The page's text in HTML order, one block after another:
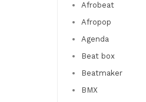
Afrobeat
Afropop
Agenda
Beat box
Beatmaker
BMX